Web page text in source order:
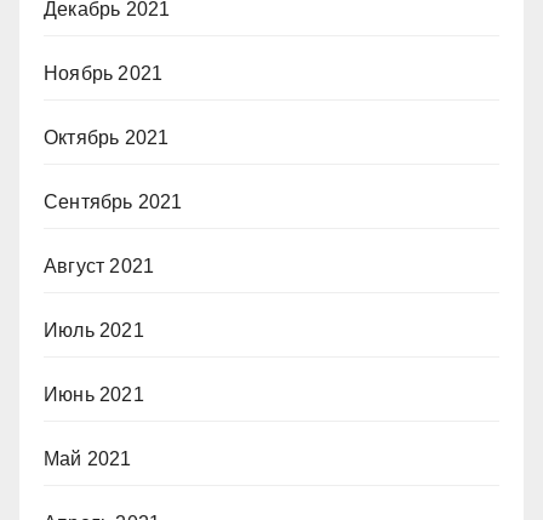
Декабрь 2021
Ноябрь 2021
Октябрь 2021
Сентябрь 2021
Август 2021
Июль 2021
Июнь 2021
Май 2021